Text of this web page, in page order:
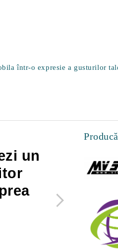
într-o expresie a gusturilor
un
care
spatiul
acasa
27 Februarie 2019